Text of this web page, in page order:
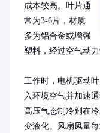
成本较高。叶片通
常为3-6片，材质
多为铝合金或增强
塑料，经过空气动力
工作时，电机驱动
入环境空气并加速
高压气态制冷剂在
变液化。风扇风量